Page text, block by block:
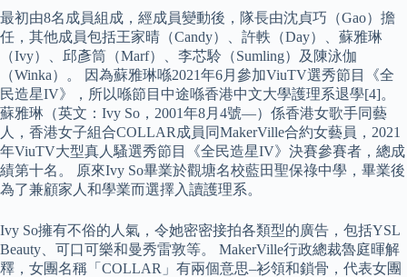
最初由8名成員組成，經成員變動後，隊長由沈貞巧（Gao）擔
任，其他成員包括王家晴（Candy）、許軼（Day）、蘇雅琳
（Ivy）、邱彥筒（Marf）、李芯駖（Sumling）及陳泳伽
（Winka）。 因為蘇雅琳喺2021年6月參加ViuTV選秀節目《全
民造星IV》，所以喺節目中途喺香港中文大學護理系退學[4]。
蘇雅琳（英文：Ivy So，2001年8月4號—）係香港女歌手同藝
人，香港女子組合COLLAR成員同MakerVille合約女藝員，2021
年ViuTV大型真人騷選秀節目《全民造星IV》決賽參賽者，總成
績第十名。 原來Ivy So畢業於觀塘名校藍田聖保祿中學，畢業後
為了兼顧家人和學業而選擇入讀護理系。
Ivy So擁有不俗的人氣，令她密密接拍各類型的廣告，包括YSL
Beauty、可口可樂和曼秀雷敦等。 MakerVille行政總裁魯庭暉解
釋，女團名稱「COLLAR」有兩個意思–衫領和鎖骨，代表女團